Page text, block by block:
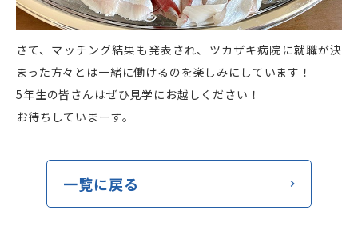
さて、マッチング結果も発表され、ツカザキ病院に就職が決
まった方々とは一緒に働けるのを楽しみにしています！
5年生の皆さんはぜひ見学にお越しください！
お待ちしていまーす。
一覧に戻る